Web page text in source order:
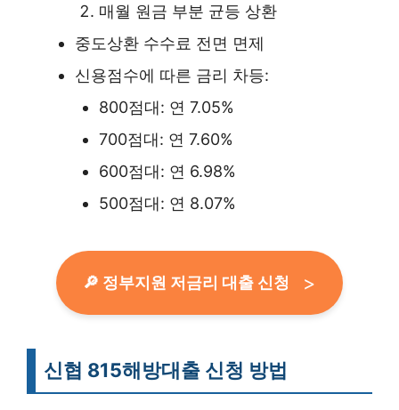
매월 원금 부분 균등 상환
중도상환 수수료 전면 면제
신용점수에 따른 금리 차등:
800점대: 연 7.05%
700점대: 연 7.60%
600점대: 연 6.98%
500점대: 연 8.07%
🔎 정부지원 저금리 대출 신청
신협 815해방대출 신청 방법